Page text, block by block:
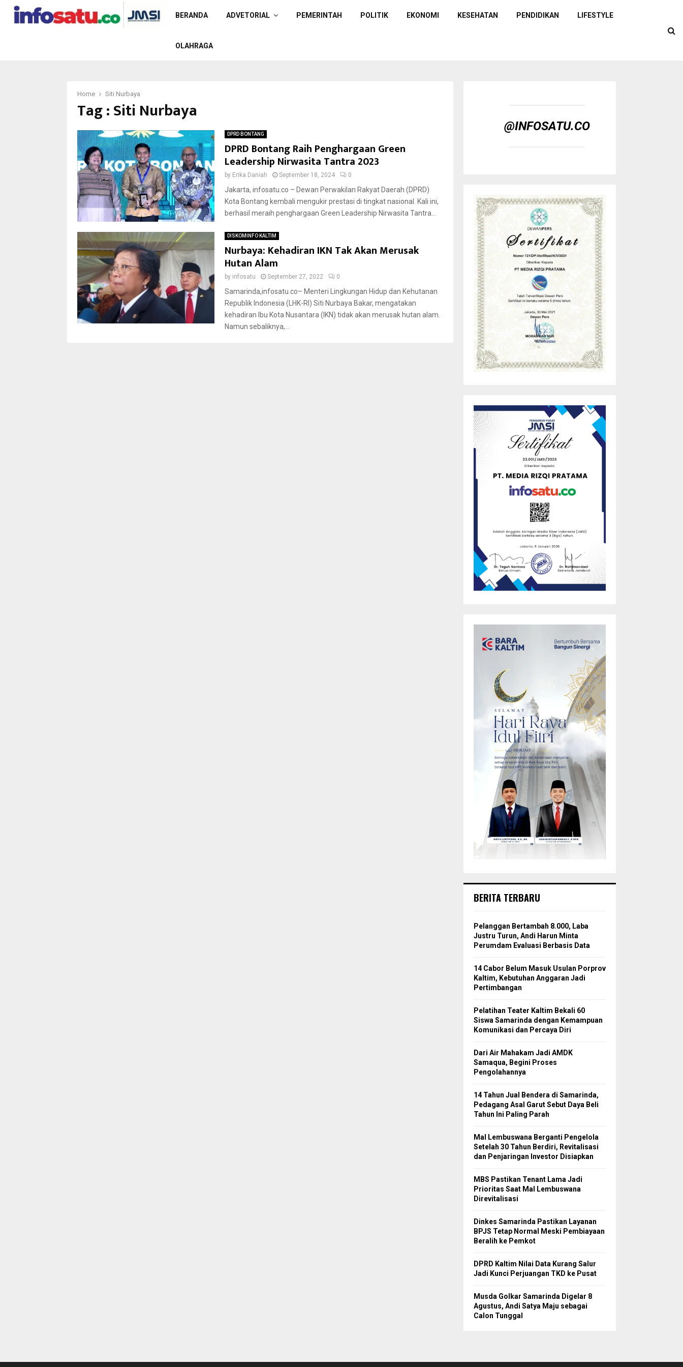
BERANDA ADVETORIAL PEMERINTAH POLITIK EKONOMI KESEHATAN PENDIDIKAN LIFESTYLE
OLAHRAGA
Home Siti Nurbaya
Tag : Siti Nurbaya
DPRD BONTANG
DPRD Bontang Raih Penghargaan Green
Leadership Nirwasita Tantra 2023
by Erika Daniah September 18, 2024 0
Jakarta, infosatu.co – Dewan Perwakilan Rakyat Daerah (DPRD)
Kota Bontang kembali mengukir prestasi di tingkat nasional. Kali ini,
berhasil meraih penghargaan Green Leadership Nirwasita Tantra...
DISKOMINFO KALTIM
Nurbaya: Kehadiran IKN Tak Akan Merusak
Hutan Alam
by infosatu September 27, 2022 0
Samarinda,infosatu.co– Menteri Lingkungan Hidup dan Kehutanan
Republik Indonesia (LHK-RI) Siti Nurbaya Bakar, mengatakan
kehadiran Ibu Kota Nusantara (IKN) tidak akan merusak hutan alam.
Namun sebaliknya,...
@INFOSATU.CO
BERITA TERBARU
Pelanggan Bertambah 8.000, Laba
Justru Turun, Andi Harun Minta
Perumdam Evaluasi Berbasis Data
14 Cabor Belum Masuk Usulan Porprov
Kaltim, Kebutuhan Anggaran Jadi
Pertimbangan
Pelatihan Teater Kaltim Bekali 60
Siswa Samarinda dengan Kemampuan
Komunikasi dan Percaya Diri
Dari Air Mahakam Jadi AMDK
Samaqua, Begini Proses
Pengolahannya
14 Tahun Jual Bendera di Samarinda,
Pedagang Asal Garut Sebut Daya Beli
Tahun Ini Paling Parah
Mal Lembuswana Berganti Pengelola
Setelah 30 Tahun Berdiri, Revitalisasi
dan Penjaringan Investor Disiapkan
MBS Pastikan Tenant Lama Jadi
Prioritas Saat Mal Lembuswana
Direvitalisasi
Dinkes Samarinda Pastikan Layanan
BPJS Tetap Normal Meski Pembiayaan
Beralih ke Pemkot
DPRD Kaltim Nilai Data Kurang Salur
Jadi Kunci Perjuangan TKD ke Pusat
Musda Golkar Samarinda Digelar 8
Agustus, Andi Satya Maju sebagai
Calon Tunggal